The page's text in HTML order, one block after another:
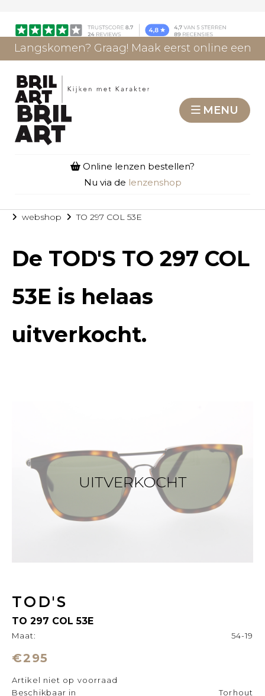
Langskomen? Graag! Maak eerst online een
MENU
Online lenzen bestellen?
Nu via de lenzenshop
webshop TO 297 COL 53E
De TOD'S TO 297 COL
53E is helaas
uitverkocht.
UITVERKOCHT
TOD'S
TO 297 COL 53E
Maat: 54-19
€295
Artikel niet op voorraad
Beschikbaar in
Torhout